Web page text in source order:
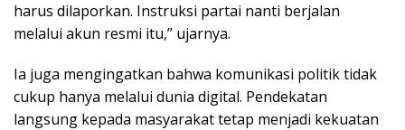
harus dilaporkan. Instruksi partai nanti berjalan
melalui akun resmi itu,” ujarnya.
Ia juga mengingatkan bahwa komunikasi politik tidak
cukup hanya melalui dunia digital. Pendekatan
langsung kepada masyarakat tetap menjadi kekuatan